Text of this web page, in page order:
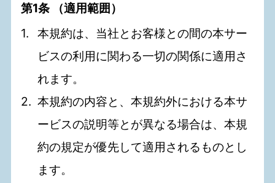
第1条 （適用範囲）
本規約は、当社とお客様との間の本サー
ビスの利用に関わる一切の関係に適用さ
れます。
本規約の内容と、本規約外における本サ
ービスの説明等とが異なる場合は、本規
約の規定が優先して適用されるものとし
ます。